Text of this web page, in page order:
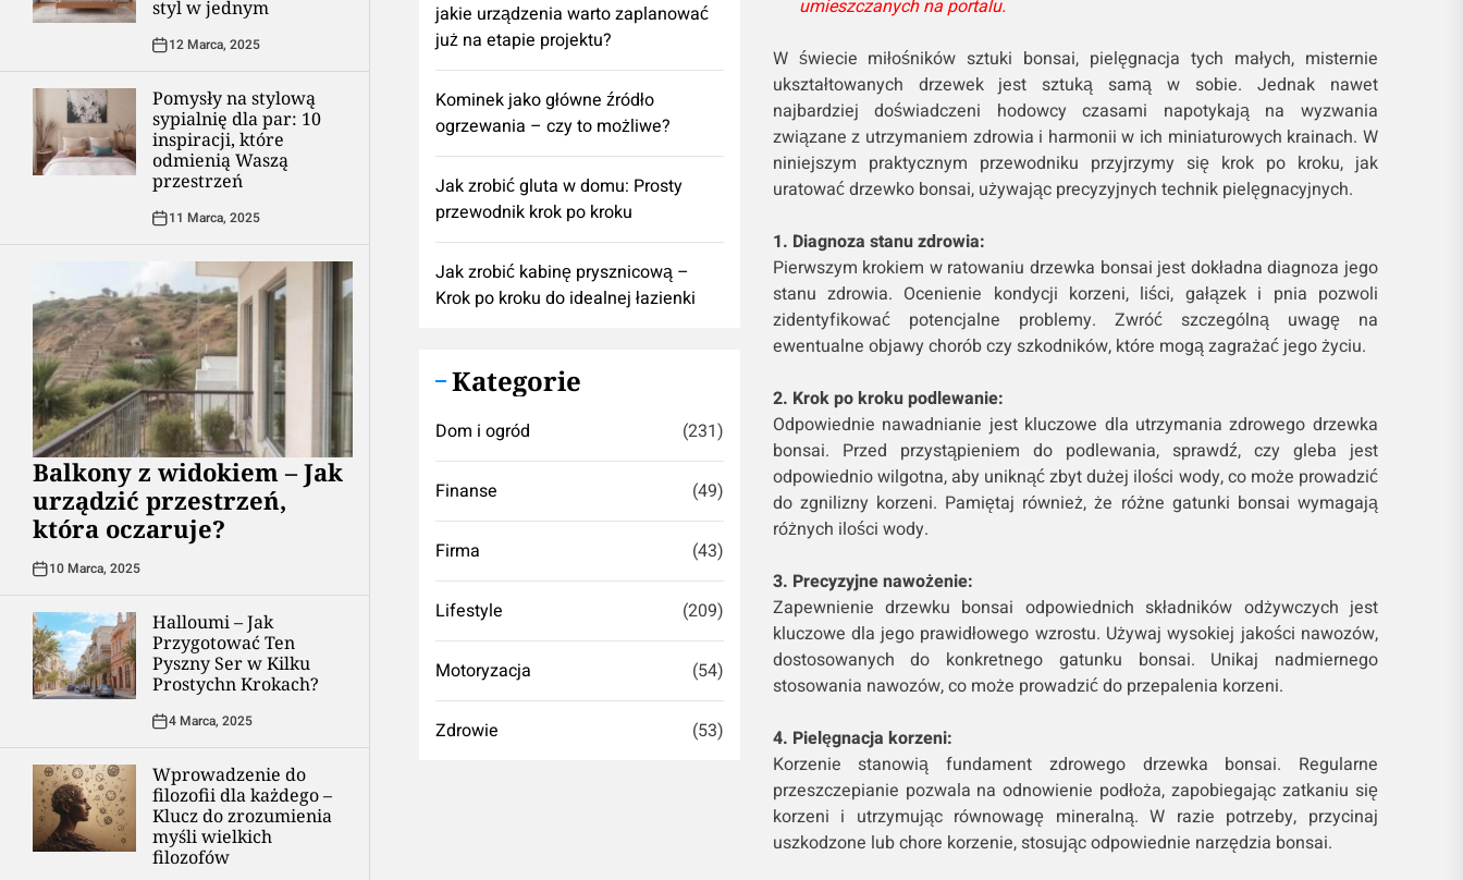
styl w jednym
12 Marca, 2025
Pomysły na stylową
sypialnię dla par: 10
inspiracji, które
odmienią Waszą
przestrzeń
11 Marca, 2025
Balkony z widokiem – Jak
urządzić przestrzeń,
która oczaruje?
10 Marca, 2025
Halloumi – Jak
Przygotować Ten
Pyszny Ser w Kilku
Prostychn Krokach?
4 Marca, 2025
Wprowadzenie do
filozofii dla każdego –
Klucz do zrozumienia
myśli wielkich
filozofów
umieszczanych na portalu.
W świecie miłośników sztuki bonsai, pielęgnacja tych małych, misternie
ukształtowanych drzewek jest sztuką samą w sobie. Jednak nawet
najbardziej doświadczeni hodowcy czasami napotykają na wyzwania
związane z utrzymaniem zdrowia i harmonii w ich miniaturowych krainach. W
niniejszym praktycznym przewodniku przyjrzymy się krok po kroku, jak
uratować drzewko bonsai, używając precyzyjnych technik pielęgnacyjnych.
1. Diagnoza stanu zdrowia:
Pierwszym krokiem w ratowaniu drzewka bonsai jest dokładna diagnoza jego
stanu zdrowia. Ocenienie kondycji korzeni, liści, gałązek i pnia pozwoli
zidentyfikować potencjalne problemy. Zwróć szczególną uwagę na
ewentualne objawy chorób czy szkodników, które mogą zagrażać jego życiu.
2. Krok po kroku podlewanie:
Odpowiednie nawadnianie jest kluczowe dla utrzymania zdrowego drzewka
bonsai. Przed przystąpieniem do podlewania, sprawdź, czy gleba jest
odpowiednio wilgotna, aby uniknąć zbyt dużej ilości wody, co może prowadzić
do zgnilizny korzeni. Pamiętaj również, że różne gatunki bonsai wymagają
różnych ilości wody.
3. Precyzyjne nawożenie:
Zapewnienie drzewku bonsai odpowiednich składników odżywczych jest
kluczowe dla jego prawidłowego wzrostu. Używaj wysokiej jakości nawozów,
dostosowanych do konkretnego gatunku bonsai. Unikaj nadmiernego
stosowania nawozów, co może prowadzić do przepalenia korzeni.
4. Pielęgnacja korzeni:
Korzenie stanowią fundament zdrowego drzewka bonsai. Regularne
przeszczepianie pozwala na odnowienie podłoża, zapobiegając zatkaniu się
korzeni i utrzymując równowagę mineralną. W razie potrzeby, przycinaj
uszkodzone lub chore korzenie, stosując odpowiednie narzędzia bonsai.
jakie urządzenia warto zaplanować
już na etapie projektu?
Kominek jako główne źródło
ogrzewania – czy to możliwe?
Jak zrobić gluta w domu: Prosty
przewodnik krok po kroku
Jak zrobić kabinę prysznicową –
Krok po kroku do idealnej łazienki
Kategorie
Dom i ogród (231)
Finanse (49)
Firma (43)
Lifestyle (209)
Motoryzacja (54)
Zdrowie (53)